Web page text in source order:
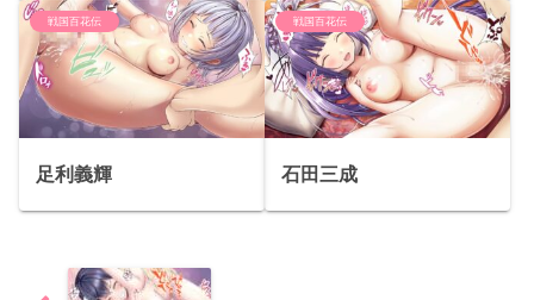
戦国百花伝
足利義輝
戦国百花伝
石田三成